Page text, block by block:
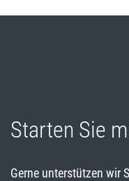
Starten Sie
Gerne unterstützen wir